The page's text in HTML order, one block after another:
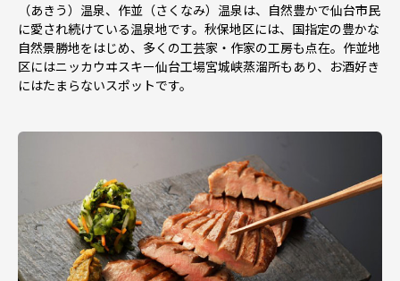
（あきう）温泉、作並（さくなみ）温泉は、自然豊かで仙台市民
に愛され続けている温泉地です。秋保地区には、国指定の豊かな
自然景勝地をはじめ、多くの工芸家・作家の工房も点在。作並地
区にはニッカウヰスキー仙台工場宮城峡蒸溜所もあり、お酒好き
にはたまらないスポットです。